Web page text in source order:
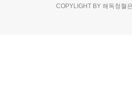
COPYLIGHT BY 해독청혈